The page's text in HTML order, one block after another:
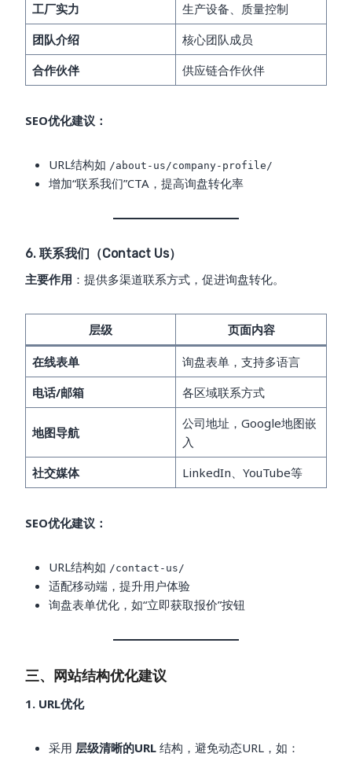
工厂实力
生产设备、质量控制
团队介绍
核心团队成员
合作伙伴
供应链合作伙伴
SEO优化建议：
URL结构如 /about-us/company-profile/
增加“联系我们”CTA，提高询盘转化率
6. 联系我们（Contact Us）
主要作用 ：提供多渠道联系方式，促进询盘转化。
层级 页面内容
在线表单
询盘表单，支持多语言
电话/邮箱
各区域联系方式
地图导航
公司地址，Google地图嵌
入
社交媒体
LinkedIn、YouTube等
SEO优化建议：
URL结构如 /contact-us/
适配移动端，提升用户体验
询盘表单优化，如“立即获取报价”按钮
三、网站结构优化建议
1. URL优化
采用 层级清晰的URL 结构，避免动态URL，如：